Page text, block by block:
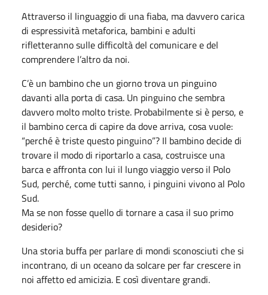
Attraverso il linguaggio di una fiaba, ma davvero carica
di espressività metaforica, bambini e adulti
rifletteranno sulle difficoltà del comunicare e del
comprendere l’altro da noi.
C’è un bambino che un giorno trova un pinguino
davanti alla porta di casa. Un pinguino che sembra
davvero molto molto triste. Probabilmente si è perso, e
il bambino cerca di capire da dove arriva, cosa vuole:
“perché è triste questo pinguino”? Il bambino decide di
trovare il modo di riportarlo a casa, costruisce una
barca e affronta con lui il lungo viaggio verso il Polo
Sud, perché, come tutti sanno, i pinguini vivono al Polo
Sud.
Ma se non fosse quello di tornare a casa il suo primo
desiderio?
Una storia buffa per parlare di mondi sconosciuti che si
incontrano, di un oceano da solcare per far crescere in
noi affetto ed amicizia. E così diventare grandi.